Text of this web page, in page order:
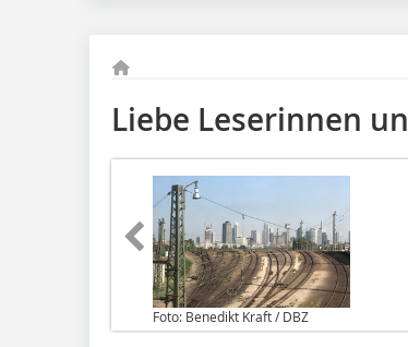
Liebe Leserinnen
Foto: Benedikt Kraft / DBZ